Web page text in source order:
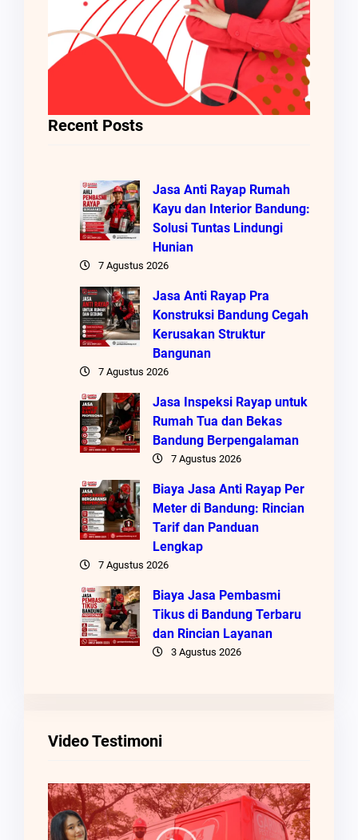
Recent Posts
Jasa Anti Rayap Rumah
Kayu dan Interior Bandung:
Solusi Tuntas Lindungi
Hunian
7 Agustus 2026
Jasa Anti Rayap Pra
Konstruksi Bandung Cegah
Kerusakan Struktur
Bangunan
7 Agustus 2026
Jasa Inspeksi Rayap untuk
Rumah Tua dan Bekas
Bandung Berpengalaman
7 Agustus 2026
Biaya Jasa Anti Rayap Per
Meter di Bandung: Rincian
Tarif dan Panduan
Lengkap
7 Agustus 2026
Biaya Jasa Pembasmi
Tikus di Bandung Terbaru
dan Rincian Layanan
3 Agustus 2026
Video Testimoni